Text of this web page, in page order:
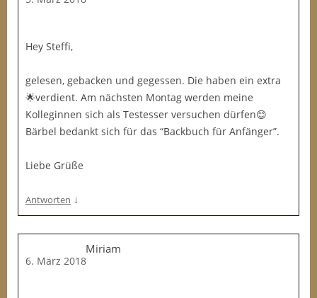
Hey Steffi,
gelesen, gebacken und gegessen. Die haben ein extra
🌟verdient. Am nächsten Montag werden meine
Kolleginnen sich als Testesser versuchen dürfen😊
Bärbel bedankt sich für das “Backbuch für Anfänger”.
Liebe Grüße
Antworten ↓
Miriam
6. März 2018